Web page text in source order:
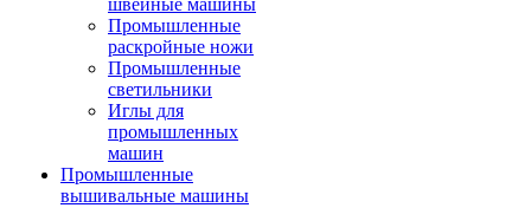
швейные машины
Промышленные
раскройные ножи
Промышленные
светильники
Иглы для
промышленных
машин
Промышленные
вышивальные машины